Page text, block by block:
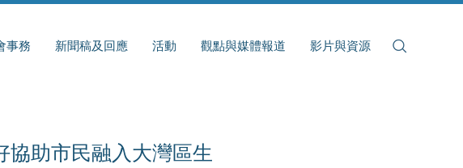
事務 新聞稿及回應 活動 觀點與媒體報道 影片與資源
協助市民融入大灣區生